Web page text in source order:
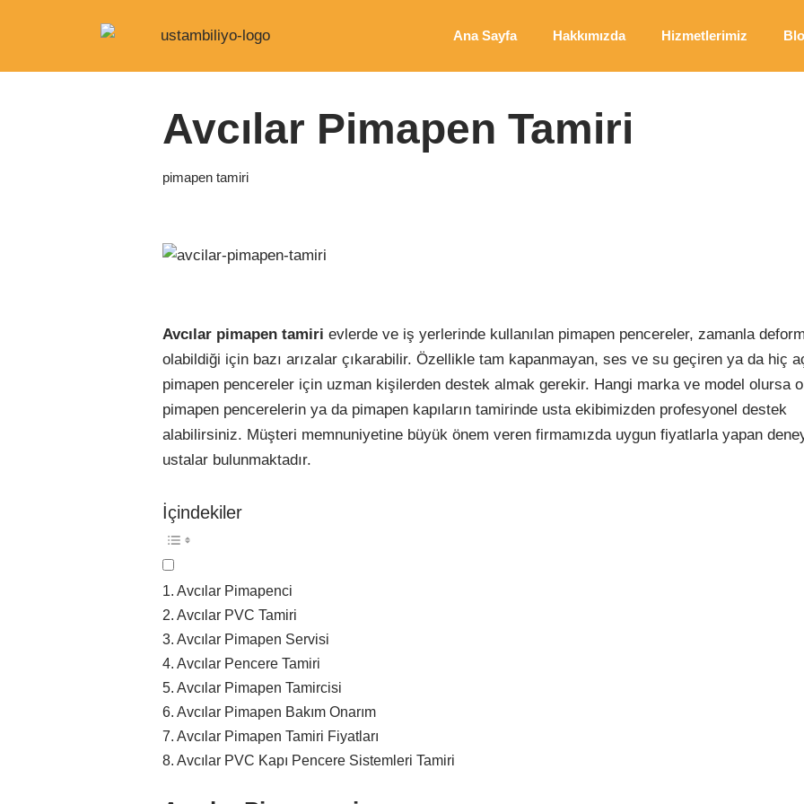
geç
Ana Sayfa Hakkımızda Hizmetlerimiz
Avcılar Pimapen Tamiri
pimapen tamiri
Avcılar pimapen tamiri evlerde ve iş yerlerinde kullanılan pimapen pencereler, zamanla
olabildiği için bazı arızalar çıkarabilir. Özellikle tam kapanmayan, ses ve su geçiren ya da hiç
pimapen pencereler için uzman kişilerden destek almak gerekir. Hangi marka ve model olursa
pimapen pencerelerin ya da pimapen kapıların tamirinde usta ekibimizden profesyonel destek
alabilirsiniz. Müşteri memnuniyetine büyük önem veren firmamızda uygun fiyatlarla yapan
ustalar bulunmaktadır.
İçindekiler
Avcılar Pimapenci
Avcılar PVC Tamiri
Avcılar Pimapen Servisi
Avcılar Pencere Tamiri
Avcılar Pimapen Tamircisi
Avcılar Pimapen Bakım Onarım
Avcılar Pimapen Tamiri Fiyatları
Avcılar PVC Kapı Pencere Sistemleri Tamiri